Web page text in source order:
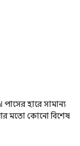
হারে সামান্য
মতো কোনো বিশেষ